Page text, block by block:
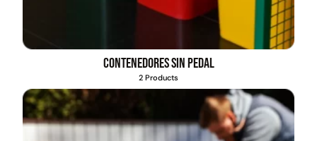
Contenedores sin pedal
2 Products